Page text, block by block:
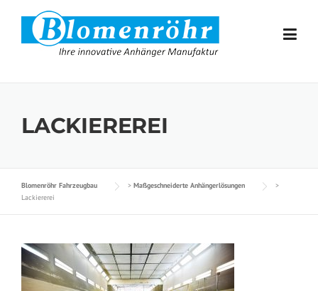
Skip to content
LACKIEREREI
Blomenröhr Fahrzeugbau > Maßgeschneiderte Anhängerlösungen
>
Lackiererei